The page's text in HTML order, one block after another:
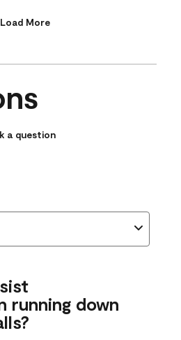
Load More
a question
running down